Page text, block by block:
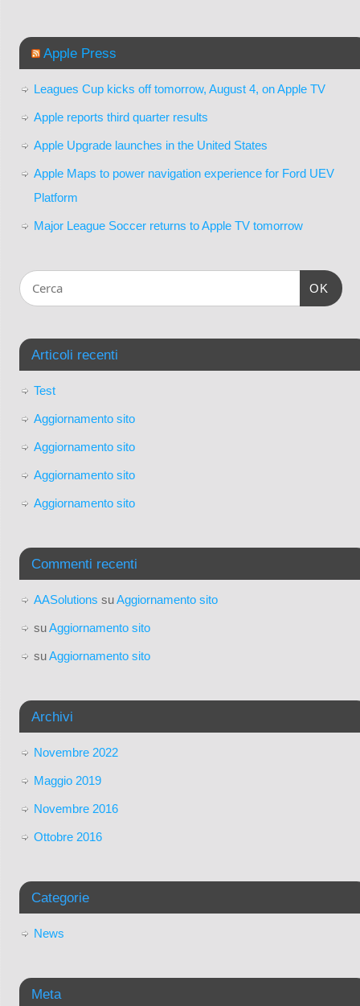
Apple Press
Leagues Cup kicks off tomorrow, August 4, on Apple TV
Apple reports third quarter results
Apple Upgrade launches in the United States
Apple Maps to power navigation experience for Ford UEV
Platform
Major League Soccer returns to Apple TV tomorrow
OK
Articoli recenti
Test
Aggiornamento sito
Aggiornamento sito
Aggiornamento sito
Aggiornamento sito
Commenti recenti
AASolutions suAggiornamento sito
suAggiornamento sito
suAggiornamento sito
Archivi
Novembre 2022
Maggio 2019
Novembre 2016
Ottobre 2016
Categorie
News
Meta